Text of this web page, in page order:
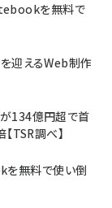
を無料で
迎えるWeb制作
が134億円超で首
TSR調べ】
を無料で使い倒